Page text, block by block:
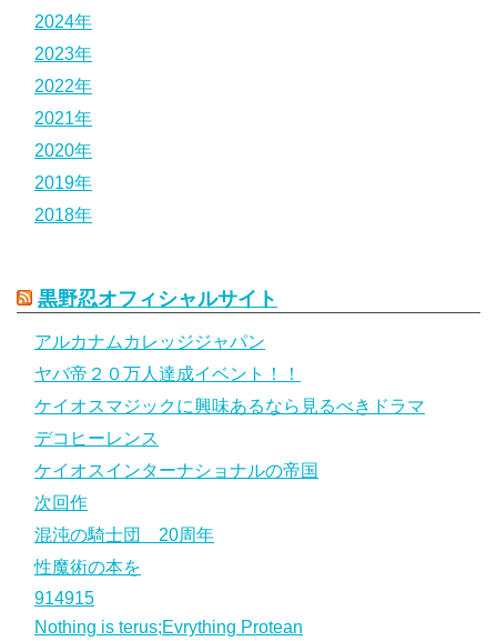
2024年
2023年
2022年
2021年
2020年
2019年
2018年
黒野忍オフィシャルサイト
アルカナムカレッジジャパン
ヤバ帝２０万人達成イベント！！
ケイオスマジックに興味あるなら見るべきドラマ
デコヒーレンス
ケイオスインターナショナルの帝国
次回作
混沌の騎士団 20周年
性魔術の本を
914915
Nothing is terus;Evrything Protean